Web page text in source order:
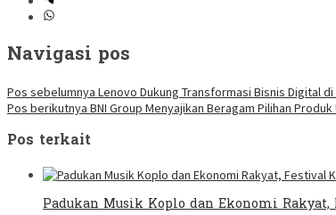
Navigasi pos
Pos sebelumnya Lenovo Dukung Transformasi Bisnis Digital
Pos berikutnya BNI Group Menyajikan Beragam Pilihan
Pos terkait
Padukan Musik Koplo dan Ekonomi